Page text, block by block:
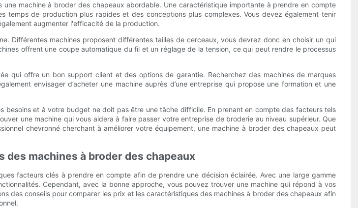
machine à broder des chapeaux abordable. Une caractéristique importante à prendre en compte
temps de production plus rapides et des conceptions plus complexes. Vous devez également tenir
augmenter l'efficacité de la production.
Différentes machines proposent différentes tailles de cerceaux, vous devrez donc en choisir un qui
offrent une coupe automatique du fil et un réglage de la tension, ce qui peut rendre le processus
qui offre un bon support client et des options de garantie. Recherchez des machines de marques
envisager d’acheter une machine auprès d’une entreprise qui propose une formation et une
et à votre budget ne doit pas être une tâche difficile. En prenant en compte des facteurs tels
une machine qui vous aidera à faire passer votre entreprise de broderie au niveau supérieur. Que
chevronné cherchant à améliorer votre équipement, une machine à broder des chapeaux peut
machines à broder des chapeaux
facteurs clés à prendre en compte afin de prendre une décision éclairée. Avec une large gamme
Cependant, avec la bonne approche, vous pouvez trouver une machine qui répond à vos
des conseils pour comparer les prix et les caractéristiques des machines à broder des chapeaux afin